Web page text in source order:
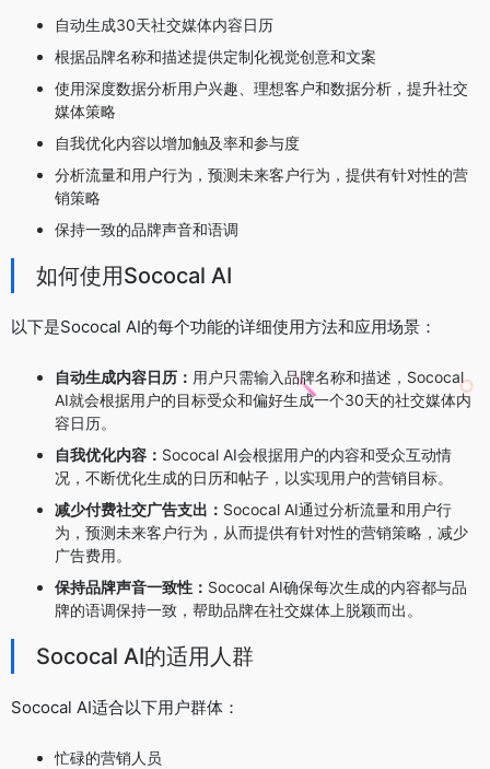
自动生成30天社交媒体内容日历
根据品牌名称和描述提供定制化视觉创意和文案
使用深度数据分析用户兴趣、理想客户和数据分析，提升社交
媒体策略
自我优化内容以增加触及率和参与度
分析流量和用户行为，预测未来客户行为，提供有针对性的营
销策略
保持一致的品牌声音和语调
如何使用Sococal AI
以下是Sococal AI的每个功能的详细使用方法和应用场景：
自动生成内容日历： 用户只需输入品牌名称和描述，Sococal
AI就会根据用户的目标受众和偏好生成一个30天的社交媒体内
容日历。
自我优化内容： Sococal AI会根据用户的内容和受众互动情
况，不断优化生成的日历和帖子，以实现用户的营销目标。
减少付费社交广告支出： Sococal AI通过分析流量和用户行
为，预测未来客户行为，从而提供有针对性的营销策略，减少
广告费用。
保持品牌声音一致性： Sococal AI确保每次生成的内容都与品
牌的语调保持一致，帮助品牌在社交媒体上脱颖而出。
Sococal AI的适用人群
Sococal AI适合以下用户群体：
忙碌的营销人员